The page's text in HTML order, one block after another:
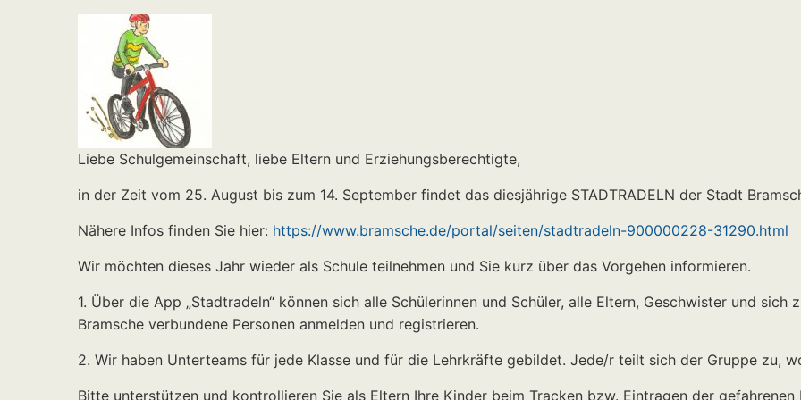
Liebe Schulgemeinschaft, liebe Eltern und Erziehungsberechtigte,
in der Zeit vom 25. August bis zum 14. September findet das diesjährige STADTRADELN der Stadt
Nähere Infos finden Sie hier: https://www.bramsche.de/portal/seiten/stadtradeln-900000228-31290.html
Wir möchten dieses Jahr wieder als Schule teilnehmen und Sie kurz über das Vorgehen informieren.
1. Über die App „Stadtradeln“ können sich alle Schülerinnen und Schüler, alle Eltern, Geschwister und sich
Bramsche verbundene Personen anmelden und registrieren.
2. Wir haben Unterteams für jede Klasse und für die Lehrkräfte gebildet. Jede/r teilt sich der Gruppe zu,
Bitte unterstützen und kontrollieren Sie als Eltern Ihre Kinder beim Tracken bzw. Eintragen der gefahrenen